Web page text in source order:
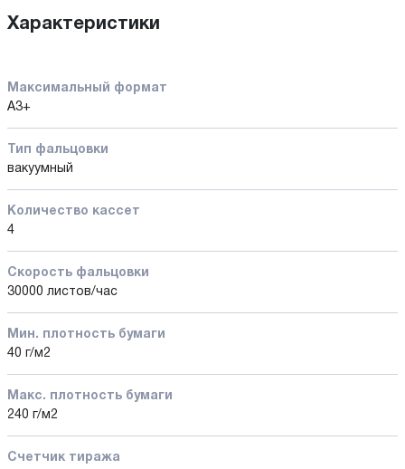
Характеристики
Максимальный формат
А3+
Тип фальцовки
вакуумный
Количество кассет
4
Скорость фальцовки
30000 листов/час
Мин. плотность бумаги
40 г/м2
Макс. плотность бумаги
240 г/м2
Счетчик тиража